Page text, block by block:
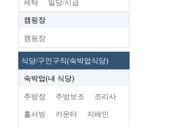
세탁 일당/시급
캠핑장
캠핑장
식당/구인구직(숙박업식당)
숙박업(내 식당)
주방장 주방보조 조리사
홀서빙 카운터 지배인